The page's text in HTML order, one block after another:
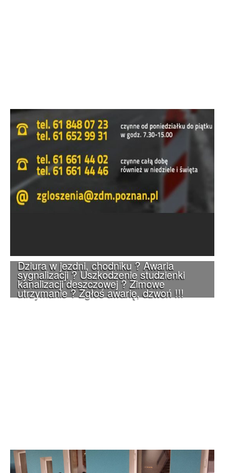
Dziura w jezdni, chodniku ? Awaria
sygnalizacji ? Uszkodzenie studzienki
kanalizacji deszczowej ? Zimowe
utrzymanie ? Zgłoś awarię, dzwoń !!!